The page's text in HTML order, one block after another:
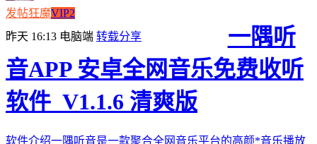
发帖狂魔VIP2
昨天 16:13 电脑端 转载分享
一隅听
音APP 安卓全网音乐免费收听
软件_V1.1.6 清爽版
软件介绍一隅听音是一款聚合全网音乐平台的高颜*音乐播放